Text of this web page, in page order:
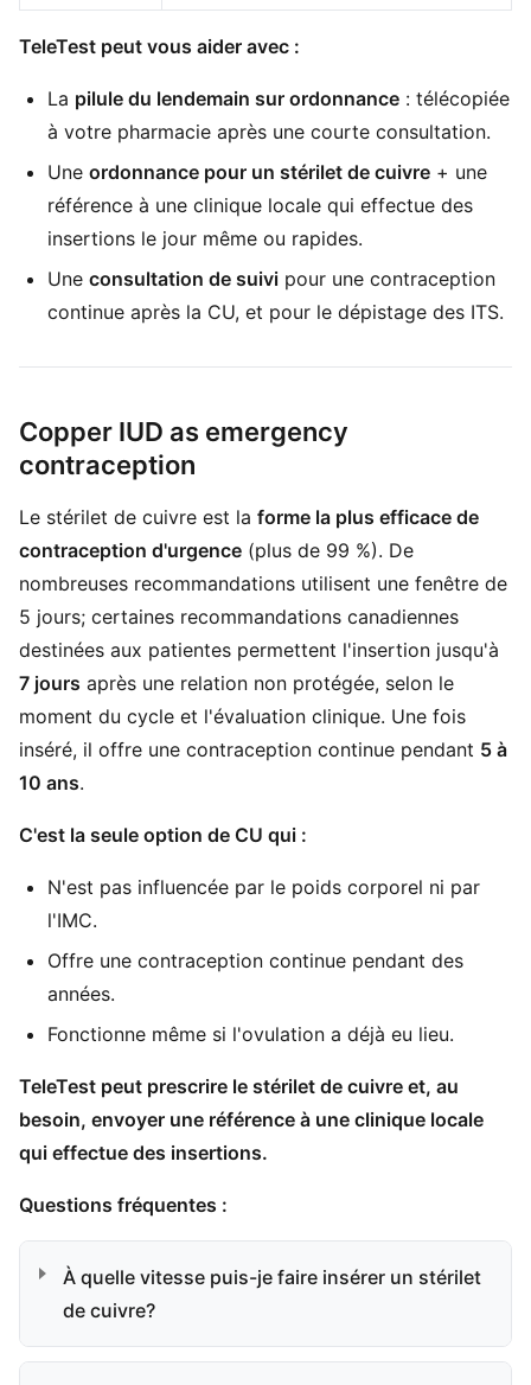
TeleTest peut vous aider avec :
La pilule du lendemain sur ordonnance : télécopiée
à votre pharmacie après une courte consultation.
Une ordonnance pour un stérilet de cuivre + une
référence à une clinique locale qui effectue des
insertions le jour même ou rapides.
Une consultation de suivi pour une contraception
continue après la CU, et pour le dépistage des ITS.
Copper IUD as emergency
contraception
Le stérilet de cuivre est la forme la plus efficace de
contraception d'urgence (plus de 99 %). De
nombreuses recommandations utilisent une fenêtre de
5 jours; certaines recommandations canadiennes
destinées aux patientes permettent l'insertion jusqu'à
7 jours après une relation non protégée, selon le
moment du cycle et l'évaluation clinique. Une fois
inséré, il offre une contraception continue pendant 5 à
10 ans.
C'est la seule option de CU qui :
N'est pas influencée par le poids corporel ni par
l'IMC.
Offre une contraception continue pendant des
années.
Fonctionne même si l'ovulation a déjà eu lieu.
TeleTest peut prescrire le stérilet de cuivre et, au
besoin, envoyer une référence à une clinique locale
qui effectue des insertions.
Questions fréquentes :
À quelle vitesse puis-je faire insérer un stérilet
de cuivre?